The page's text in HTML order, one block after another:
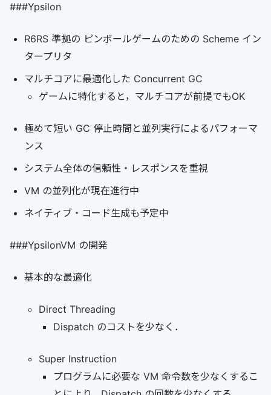
###Ypsilon
R6RS 準拠の ピンボールゲームのための Scheme イン
タープリタ
マルチコアに最適化した Concurrent GC
ゲームに特化すると，マルチコアが前提でもOK
極めて短い GC 停止時間と並列実行によるパフォーマ
ンス
システム全体の信頼性・レスポンスを重視
VM の並列化が現在進行中
ネイティブ・コード生成も予定中
###YpsilonVM の開発
基本的な最適化
Direct Threading
Dispatch のコストを少なく．
Super Instruction
プログラムに必要な VM 命令数を少なくするこ